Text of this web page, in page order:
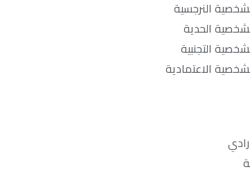
النرجسية
الحدية
التجنبية
الاعتمادية